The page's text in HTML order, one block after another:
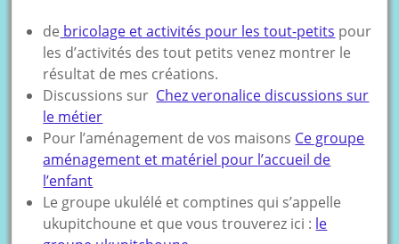
de bricolage et activités pour les tout-petits pour
les d’activités des tout petits venez montrer le
résultat de mes créations.
Discussions sur Chez veronalice discussions sur
le métier
Pour l’aménagement de vos maisons Ce groupe
aménagement et matériel pour l’accueil de
l’enfant
Le groupe ukulélé et comptines qui s’appelle
ukupitchoune et que vous trouverez ici : le